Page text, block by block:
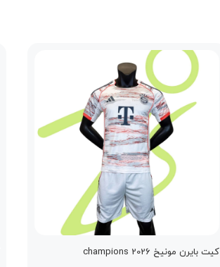
کیت بایرن مونیخ champions 2026